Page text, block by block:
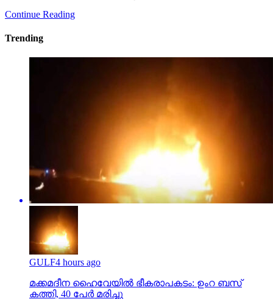
Continue Reading
Trending
GULF4 hours ago
മക്കമദീന ഹൈവേയില്‍ ഭീകരാപകടം: ഉംറ ബസ്
കത്തി, 40 പേര്‍ മരിച്ചു